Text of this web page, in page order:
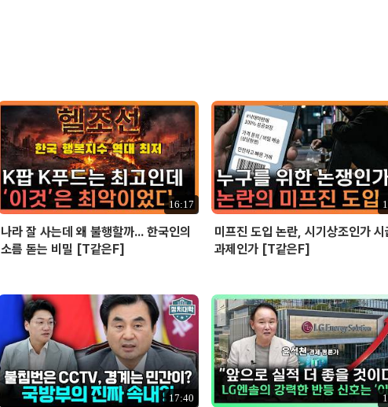
16:17
나라 잘 사는데 왜 불행할까... 한국인의
소름 돋는 비밀 [T같은F]
미프진 도입 논란, 시기상조인가 시
과제인가 [T같은F]
17:40